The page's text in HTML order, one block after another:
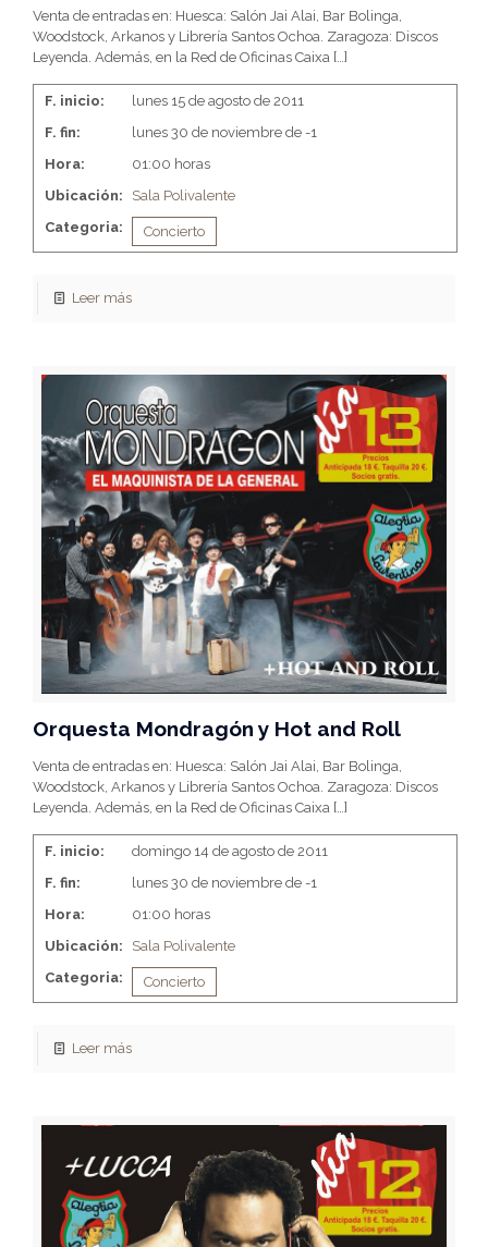
Venta de entradas en: Huesca: Salón Jai Alai, Bar Bolinga,
Woodstock, Arkanos y Librería Santos Ochoa. Zaragoza: Discos
Leyenda. Además, en la Red de Oficinas Caixa […]
F. inicio:
lunes 15 de agosto de 2011
F. fin:
lunes 30 de noviembre de -1
Hora:
01:00 horas
Ubicación:
Sala Polivalente
Categoria:
Concierto
Leer más
Orquesta Mondragón y Hot and Roll
Venta de entradas en: Huesca: Salón Jai Alai, Bar Bolinga,
Woodstock, Arkanos y Librería Santos Ochoa. Zaragoza: Discos
Leyenda. Además, en la Red de Oficinas Caixa […]
F. inicio:
domingo 14 de agosto de 2011
F. fin:
lunes 30 de noviembre de -1
Hora:
01:00 horas
Ubicación:
Sala Polivalente
Categoria:
Concierto
Leer más